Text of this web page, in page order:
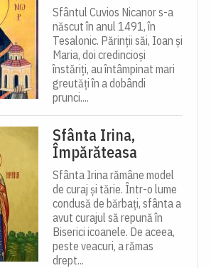
Sfântul Cuvios Nicanor s-a
născut în anul 1491, în
Tesalonic. Părinții săi, Ioan și
Maria, doi credincioși
înstăriți, au întâmpinat mari
greutăți în a dobândi
prunci....
Sfânta Irina,
Împărăteasa
Sfânta Irina rămâne model
de curaj și tărie. Într-o lume
condusă de bărbați, sfânta a
avut curajul să repună în
Biserici icoanele. De aceea,
peste veacuri, a rămas
drept...